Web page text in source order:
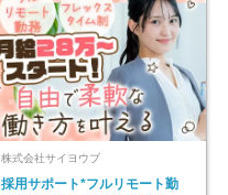
株式会社サイヨウブ
採用サポート*フルリモート勤